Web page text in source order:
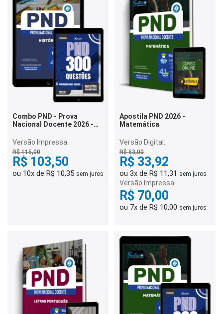
Combo PND - Prova
Nacional Docente 2026 -
Versão Impressa:
R$ 115,00
R$ 103,50
ou 10x de R$ 10,35 sem juros
Apostila PND 2026 -
Matemática
Versão Digital:
R$ 53,00
R$ 33,92
ou 3x de R$ 11,31 sem juros
Versão Impressa:
R$ 70,00
ou 7x de R$ 10,00 sem juros